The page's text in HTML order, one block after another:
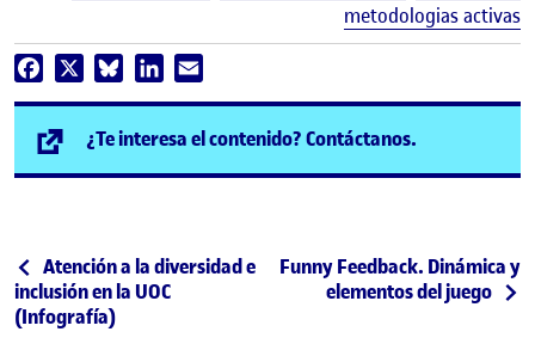
metodologias activas
Facebook BlueskyLinkedIn
¿Te interesa el contenido? Contáctanos.
Post navigation
Publicación anterior
Atención a la diversidad e
inclusión en la UOC
(Infografía)
Siguiente publicación
Funny Feedback. Dinámica y
elementos del juego